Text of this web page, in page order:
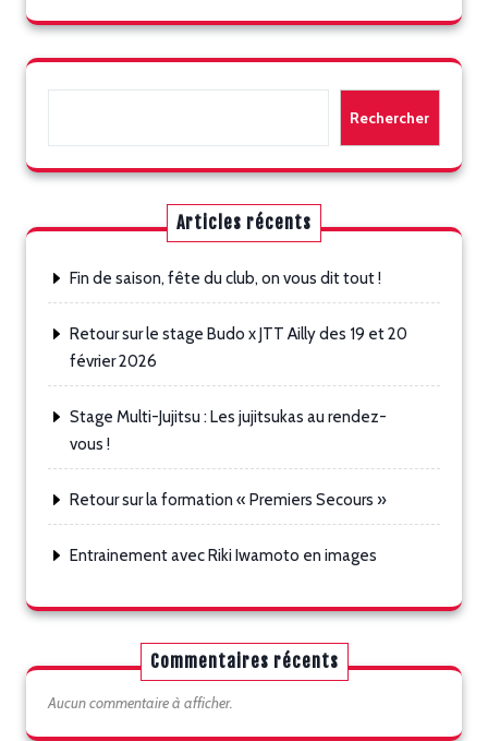
Rechercher
Rechercher
Articles récents
Fin de saison, fête du club, on vous dit tout !
Retour sur le stage Budo x JTT Ailly des 19 et 20
février 2026
Stage Multi-Jujitsu : Les jujitsukas au rendez-
vous !
Retour sur la formation « Premiers Secours »
Entrainement avec Riki Iwamoto en images
Commentaires récents
Aucun commentaire à afficher.